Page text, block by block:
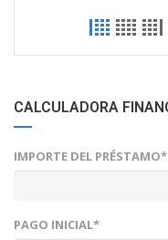
CALCULADORA
IMPORTE DEL PRÉSTAMO*
PAGO INICIAL*